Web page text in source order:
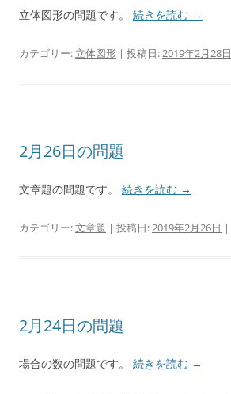
立体図形の問題です。 続きを読む →
カテゴリー: 立体図形 | 投稿日:2019年2月28日
2月26日の問題
文章題の問題です。 続きを読む →
カテゴリー:文章題 | 投稿日:2019年2月26日 |
2月24日の問題
場合の数の問題です。 続きを読む →